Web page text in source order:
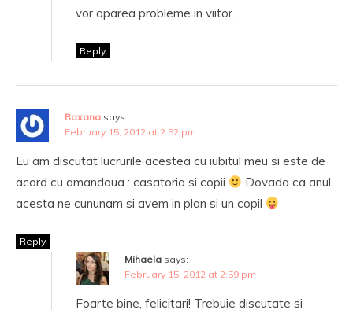
vor aparea probleme in viitor.
Reply
Roxana says:
February 15, 2012 at 2:52 pm
Eu am discutat lucrurile acestea cu iubitul meu si este de
acord cu amandoua : casatoria si copii
Dovada ca anul
acesta ne cununam si avem in plan si un copil
Reply
Mihaela says:
February 15, 2012 at 2:59 pm
Foarte bine, felicitari! Trebuie discutate si